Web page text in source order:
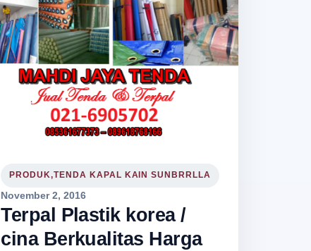
PRODUK,TENDA KAPAL KAIN SUNBRRLLA
November 2, 2016
Terpal Plastik korea /
cina Berkualitas Harga